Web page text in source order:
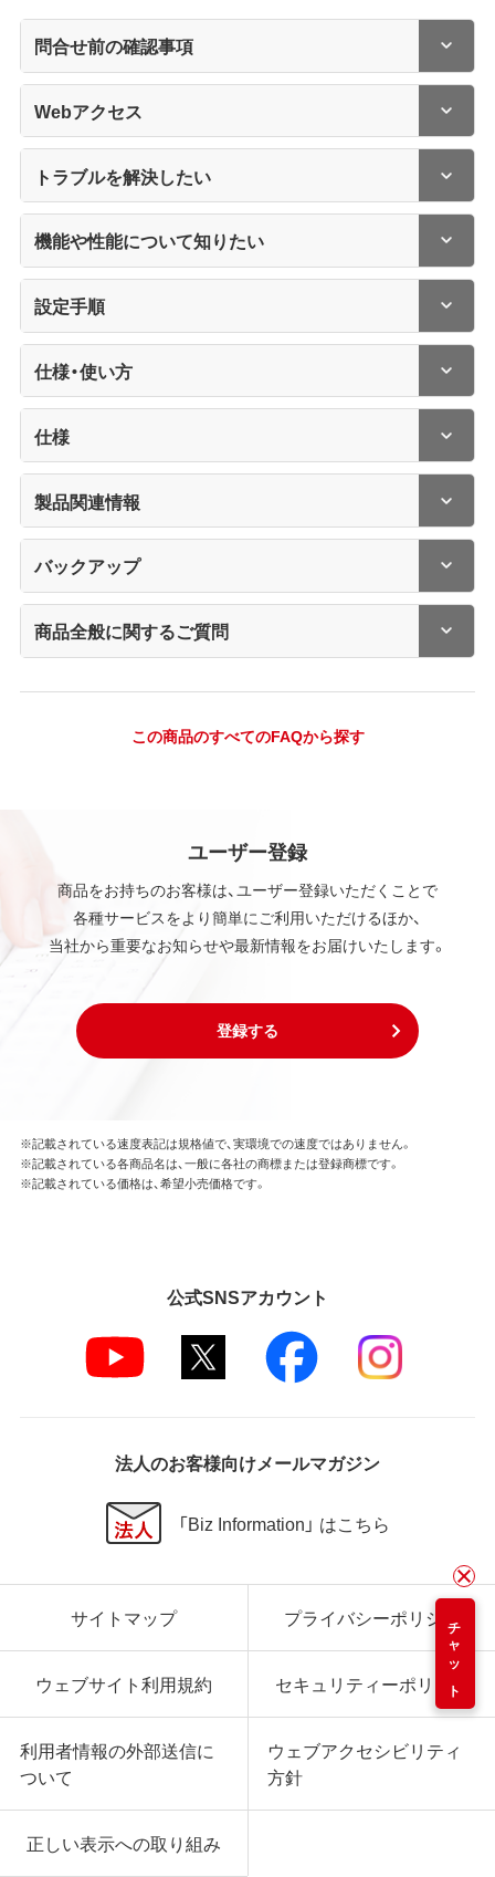
問合せ前の確認事項
Webアクセス
トラブルを解決したい
機能や性能について知りたい
設定手順
仕様・使い方
仕様
製品関連情報
バックアップ
商品全般に関するご質問
この商品のすべてのFAQから探す
ユーザー登録
商品をお持ちのお客様は、ユーザー登録いただくことで
各種サービスをより簡単にご利用いただけるほか、
当社から重要なお知らせや最新情報をお届けいたします。
登録する
チャット
※記載されている速度表記は規格値で、実環境での速度ではありません。
※記載されている各商品名は、一般に各社の商標または登録商標です。
※記載されている価格は、希望小売価格です。
公式SNSアカウント
法人のお客様向けメールマガジン
「Biz Information」 はこちら
サイトマップ プライバシーポリシー
ウェブサイト利用規約 セキュリティーポリシー
利用者情報の外部送信に
ついて
ウェブアクセシビリティ
方針
正しい表示への取り組み